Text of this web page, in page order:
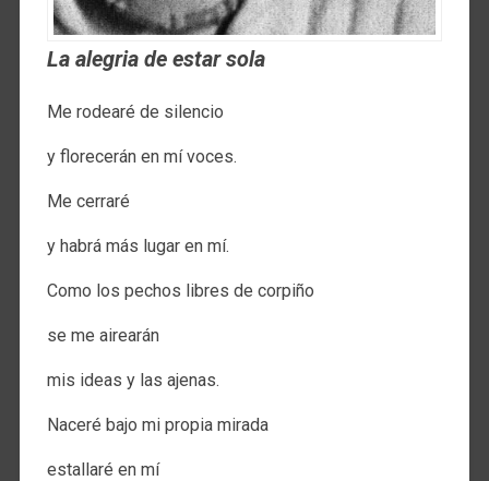
La alegria de estar sola
Me rodearé de silencio
y florecerán en mí voces.
Me cerraré
y habrá más lugar en mí.
Como los pechos libres de corpiño
se me airearán
mis ideas y las ajenas.
Naceré bajo mi propia mirada
estallaré en mí